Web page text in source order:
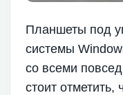
Планшеты под
системы
со всеми
стоит отметить,